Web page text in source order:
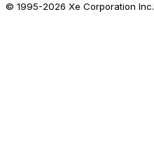
© 1995-2026 Xe Corporation Inc.